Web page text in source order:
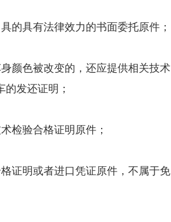
具有法律效力的书面委托原件；
颜色被改变的，还应提供相关技术
发还证明；
检验合格证明原件；
证明或者进口凭证原件，不属于免